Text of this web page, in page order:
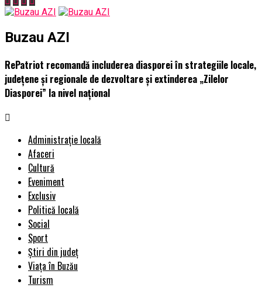
Buzau AZI
RePatriot recomandă includerea diasporei în strategiile locale,
județene și regionale de dezvoltare și extinderea „Zilelor
Diasporei” la nivel național
Administrație locală
Afaceri
Cultură
Eveniment
Exclusiv
Politică locală
Social
Sport
Știri din județ
Viața în Buzău
Turism